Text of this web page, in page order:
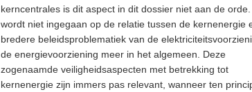
kerncentrales is dit aspect in dit dossier niet aan de
wordt niet ingegaan op de relatie tussen de kernenergie
bredere beleidsproblematiek van de
de energievoorziening meer in het algemeen. Deze
zogenaamde veiligheidsaspecten met betrekking tot
kernenergie zijn immers pas relevant, wanneer ten